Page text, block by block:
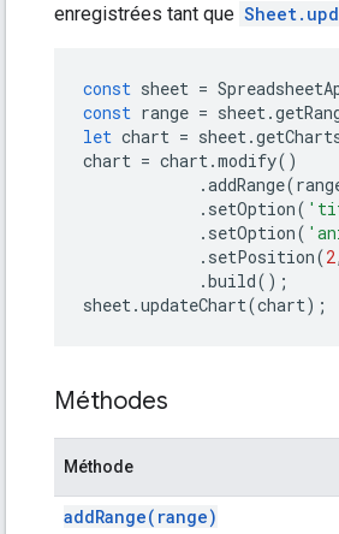
enregistrées tant que
const sheet =
const range = sheet.
let chart = sheet.
chart = chart.modify()
.addRange(
. setOption(
. setOption(
. setPosition(2,
.build();
sheet.updateChart(chart);
Méthodes
Méthode
addRange( range)